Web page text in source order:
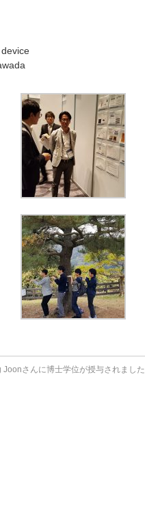
Joonさんに博士学位が授与されました